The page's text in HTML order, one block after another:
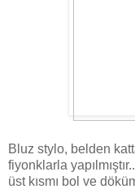
Bluz stylo, belden
fiyonklarla
üst kısmı bol ve